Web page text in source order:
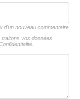
d'un nouveau commentaire
traitons vos données